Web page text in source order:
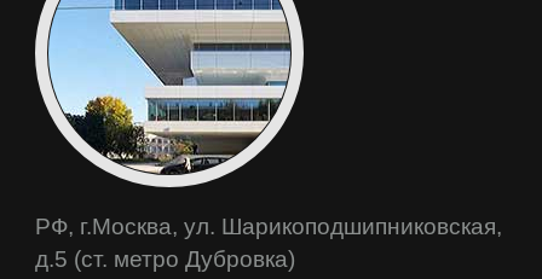
РФ, г.Москва, ул. Шарикоподшипниковская,
д.5 (ст. метро Дубровка)